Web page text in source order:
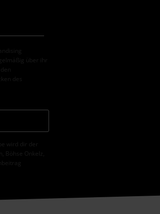
über ihr
des
wird dir der
Böhse Onkelz,